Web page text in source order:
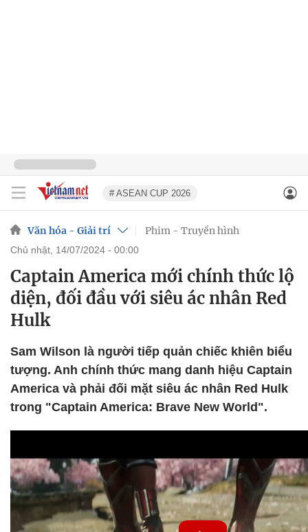
# ASEAN CUP 2026
Văn hóa - Giải trí Phim - Truyền hình
chủ nhật, 14/07/2024 - 00:00
Captain America mới chính thức lộ
diện, đối đầu với siêu ác nhân Red
Hulk
Sam Wilson là người tiếp quản chiếc khiên biểu
tượng. Anh chính thức mang danh hiệu Captain
America và phải đối mặt siêu ác nhân Red Hulk
trong "Captain America: Brave New World".